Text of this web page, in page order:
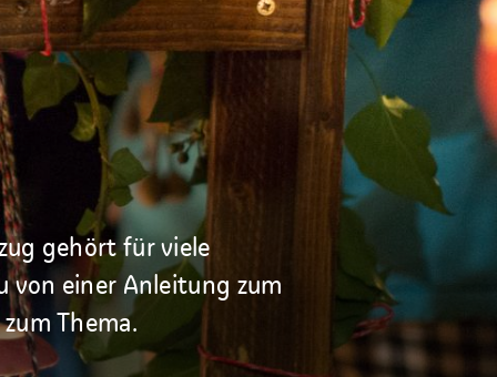
gehört für viele
von einer Anleitung zum
Thema.